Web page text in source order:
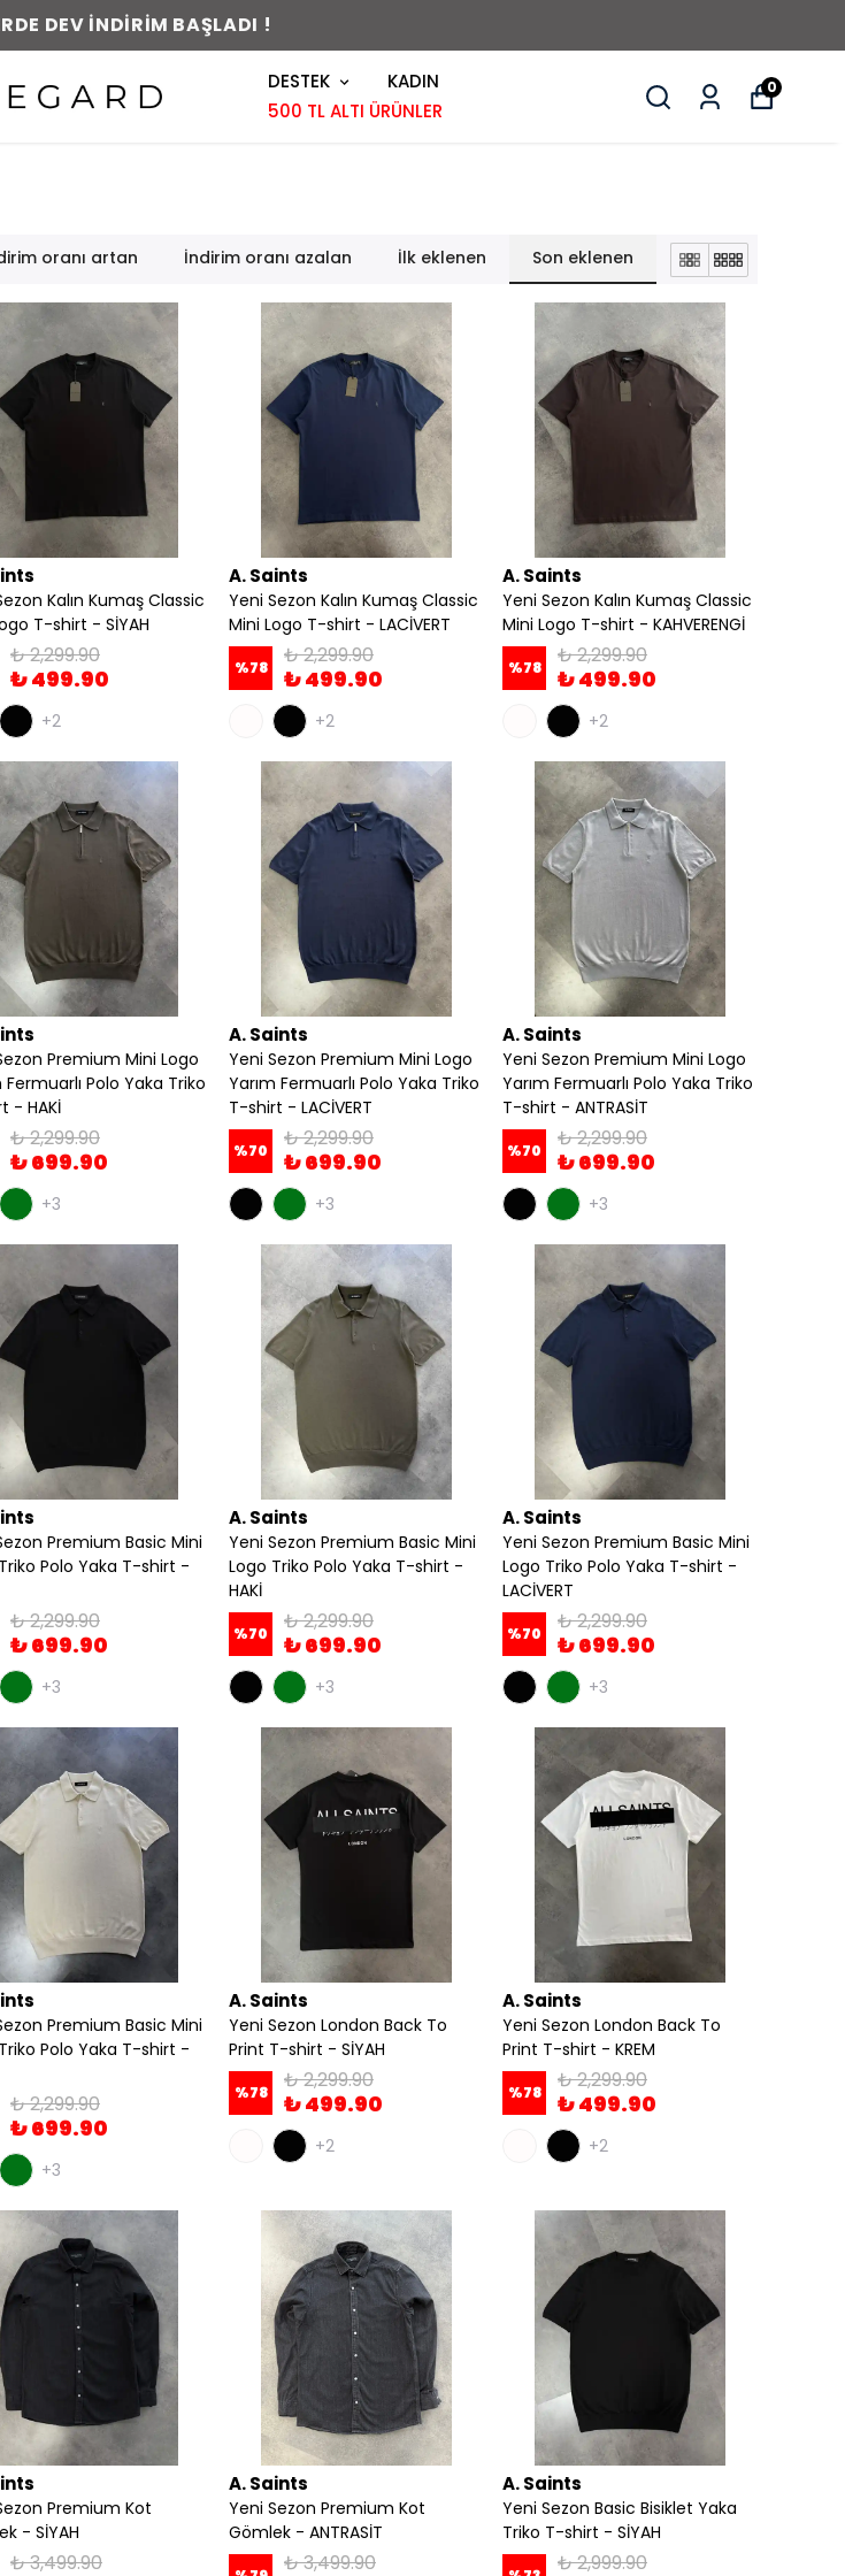
DEV İNDİRİM BAŞLADI !
DESTEK
KADIN
500 TL ALTI ÜRÜNLER
0
oranı artan İndirim oranı azalan İlk eklenen Son eklenen
Kalın Kumaş Classic
T-shirt - SİYAH
₺ 2,299.90
₺ 499.90
+2
A. Saints
Yeni Sezon Kalın Kumaş Classic
Mini Logo T-shirt - LACİVERT
%78 ₺ 2,299.90
₺ 499.90
+2
A. Saints
Yeni Sezon Kalın Kumaş Classic
Mini Logo T-shirt - KAHVERENGİ
%78 ₺ 2,299.90
₺ 499.90
+2
Premium Mini Logo
Fermuarlı Polo Yaka Triko
- HAKİ
₺ 2,299.90
₺ 699.90
+3
A. Saints
Yeni Sezon Premium Mini Logo
Yarım Fermuarlı Polo Yaka Triko
T-shirt - LACİVERT
%70 ₺ 2,299.90
₺ 699.90
+3
A. Saints
Yeni Sezon Premium Mini Logo
Yarım Fermuarlı Polo Yaka Triko
T-shirt - ANTRASİT
%70 ₺ 2,299.90
₺ 699.90
+3
Premium Basic Mini
Polo Yaka T-shirt -
₺ 2,299.90
₺ 699.90
+3
A. Saints
Yeni Sezon Premium Basic Mini
Logo Triko Polo Yaka T-shirt -
HAKİ
%70 ₺ 2,299.90
₺ 699.90
+3
A. Saints
Yeni Sezon Premium Basic Mini
Logo Triko Polo Yaka T-shirt -
LACİVERT
%70 ₺ 2,299.90
₺ 699.90
+3
Premium Basic Mini
Polo Yaka T-shirt -
₺ 2,299.90
₺ 699.90
+3
A. Saints
Yeni Sezon London Back To
Print T-shirt - SİYAH
%78 ₺ 2,299.90
₺ 499.90
+2
A. Saints
Yeni Sezon London Back To
Print T-shirt - KREM
%78 ₺ 2,299.90
₺ 499.90
+2
Premium Kot
- SİYAH
₺ 3,499.90
A. Saints
Yeni Sezon Premium Kot
Gömlek - ANTRASİT
₺ 3,499.90
A. Saints
Yeni Sezon Basic Bisiklet Yaka
Triko T-shirt - SİYAH
₺ 2,999.90